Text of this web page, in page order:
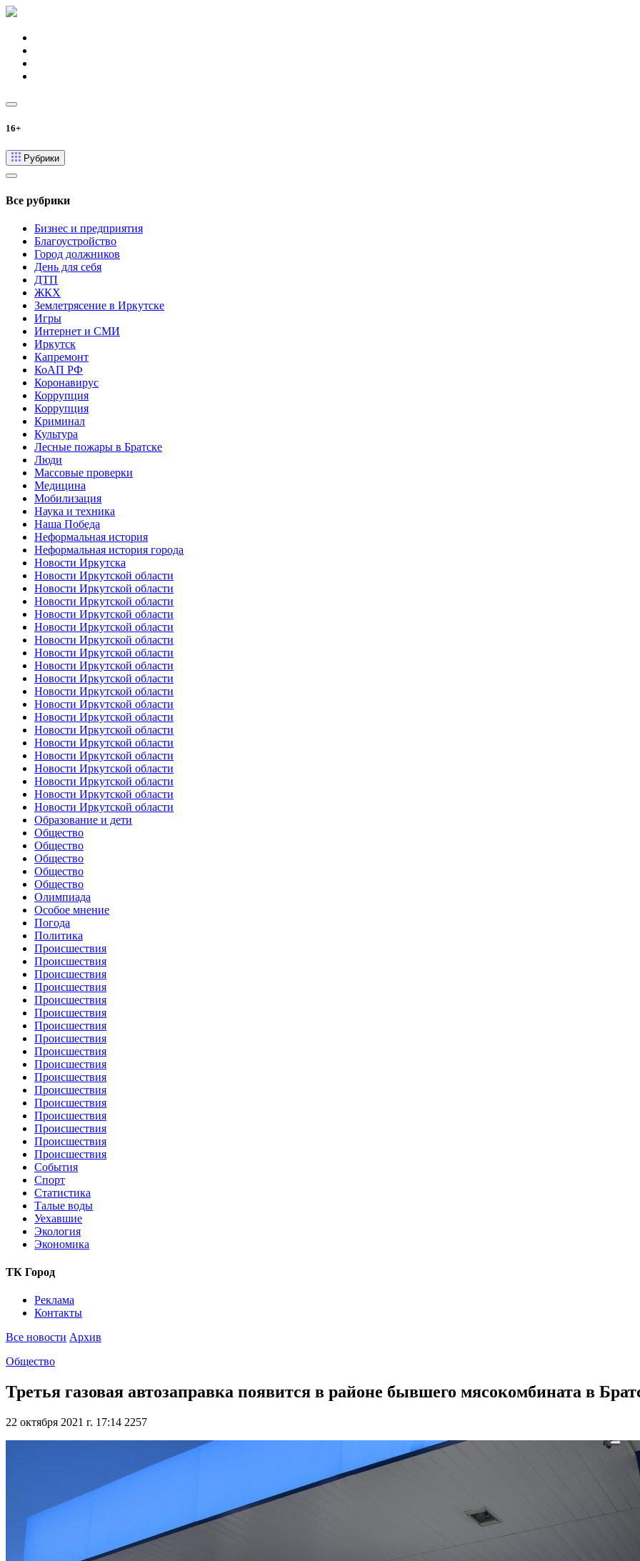
16+
Рубрики
Все рубрики
Бизнес и предприятия
Благоустройство
Город должников
День для себя
ДТП
ЖКХ
Землетрясение в Иркутске
Игры
Интернет и СМИ
Иркутск
Капремонт
КоАП РФ
Коронавирус
Коррупция
Коррупция
Криминал
Культура
Лесные пожары в Братске
Люди
Массовые проверки
Медицина
Мобилизация
Наука и техника
Наша Победа
Неформальная история
Неформальная история города
Новости Иркутска
Новости Иркутской области
Новости Иркутской области
Новости Иркутской области
Новости Иркутской области
Новости Иркутской области
Новости Иркутской области
Новости Иркутской области
Новости Иркутской области
Новости Иркутской области
Новости Иркутской области
Новости Иркутской области
Новости Иркутской области
Новости Иркутской области
Новости Иркутской области
Новости Иркутской области
Новости Иркутской области
Новости Иркутской области
Новости Иркутской области
Новости Иркутской области
Образование и дети
Общество
Общество
Общество
Общество
Общество
Олимпиада
Особое мнение
Погода
Политика
Происшествия
Происшествия
Происшествия
Происшествия
Происшествия
Происшествия
Происшествия
Происшествия
Происшествия
Происшествия
Происшествия
Происшествия
Происшествия
Происшествия
Происшествия
Происшествия
Происшествия
События
Спорт
Статистика
Талые воды
Уехавшие
Экология
Экономика
ТК Город
Реклама
Контакты
Все новости Архив
Общество
Третья газовая автозаправка появится в районе бывшего мясокомбината в
22 октября 2021 г. 17:14 2257